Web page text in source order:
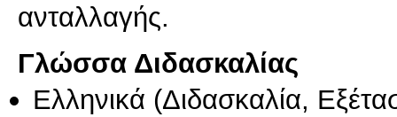
ανταλλαγής.
Γλώσσα Διδασκαλίας
Ελληνικά (Διδασκαλία,